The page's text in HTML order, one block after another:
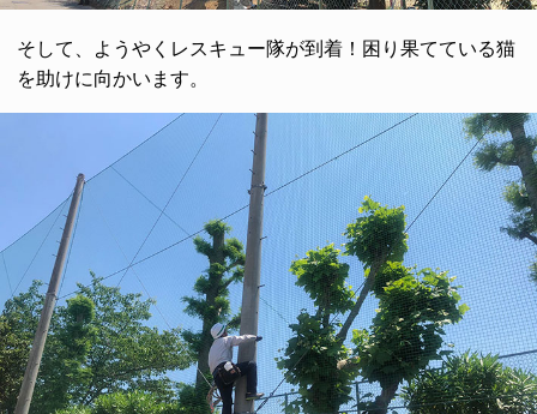
そして、ようやくレスキュー隊が到着！困り果てている猫
を助けに向かいます。